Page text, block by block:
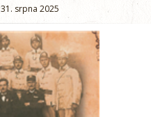
srpna 2025